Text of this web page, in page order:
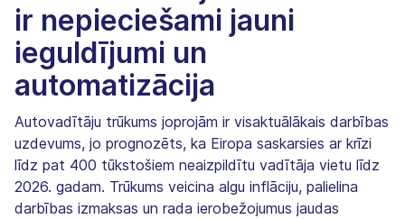
ir nepieciešami jauni
ieguldījumi un
automatizācija
Autovadītāju trūkums joprojām ir visaktuālākais darbības
uzdevums, jo prognozēts, ka Eiropa saskarsies ar krīzi
līdz pat 400 tūkstošiem neaizpildītu vadītāja vietu līdz
2026. gadam. Trūkums veicina algu inflāciju, palielina
darbības izmaksas un rada ierobežojumus jaudas